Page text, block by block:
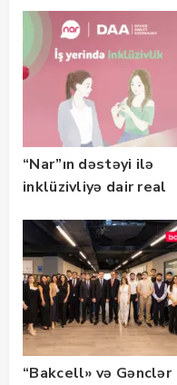
“Nar”ın dəstəyi ilə
inklüzivliyə dair real
təqdim edilir
“Bakcell» və Gənclər